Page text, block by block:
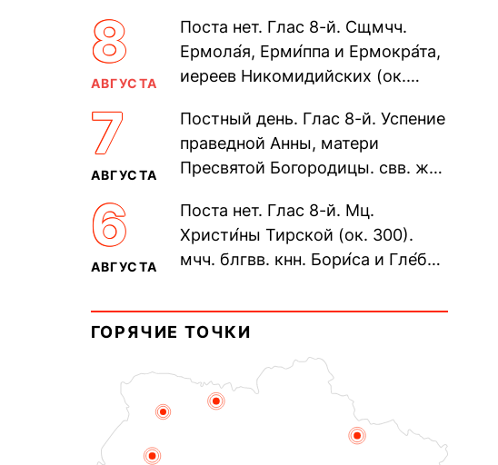
8
АВГУСТА
Поста нет. Глас 8-й. Сщмчч.
Ермола́я, Ерми́ппа и Ермокра́та,
иереев Никомидийских (ок.
Печерского, в Ближних
пещерах...
7
АВГУСТА
Постный день. Глас 8-й. Успение
праведной Анны, матери
Пресвятой Богородицы. свв. жен
прп. Евпракси́и девы,...
6
АВГУСТА
Поста нет. Глас 8-й. Мц.
Христи́ны Тирской (ок. 300).
мчч. блгвв. кнн. Бори́са и Гле́ба,
Дави́да (1015). Прп....
ГОРЯЧИЕ ТОЧКИ